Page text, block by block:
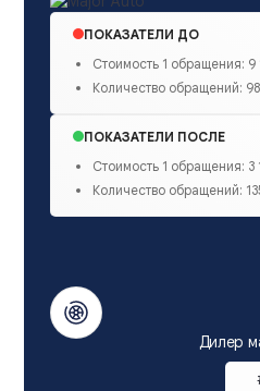
ПОКАЗАТЕЛИ ДО
Стоимость 1 обращения: 9
Количество обращений: 98
ПОКАЗАТЕЛИ ПОСЛЕ
Стоимость 1 обращения: 3
Количество обращений:
Дилер